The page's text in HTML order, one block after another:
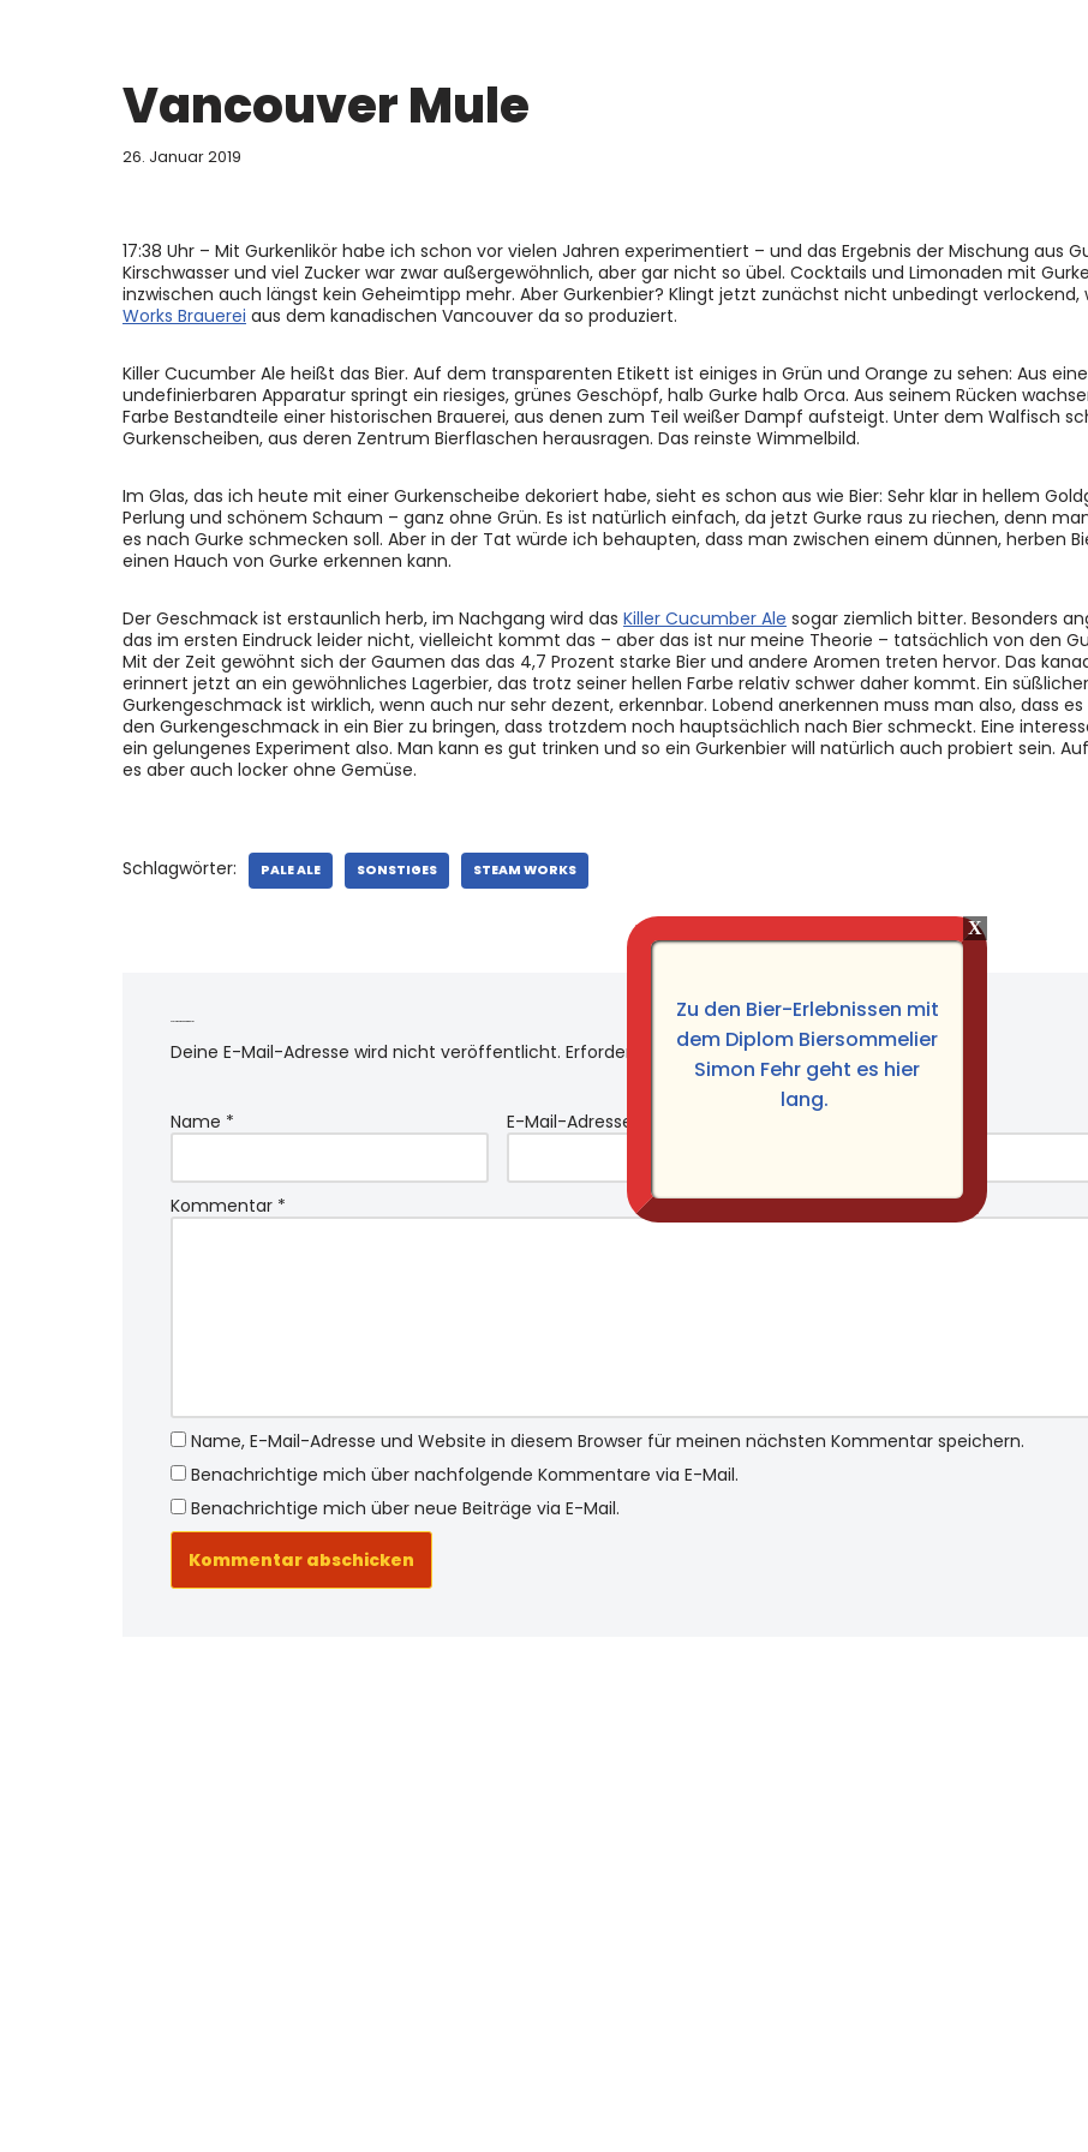
Vancouver Mule
26. Januar 2019
17:38 Uhr – Mit Gurkenlikör habe ich schon vor vielen Jahren experimentiert – und das Ergebnis der Mischung aus
Kirschwasser und viel Zucker war zwar außergewöhnlich, aber gar nicht so übel. Cocktails und Limonaden mit
inzwischen auch längst kein Geheimtipp mehr. Aber Gurkenbier? Klingt jetzt zunächst nicht unbedingt verlockend,
Works Brauerei aus dem kanadischen Vancouver da so produziert.
Killer Cucumber Ale heißt das Bier. Auf dem transparenten Etikett ist einiges in Grün und Orange zu sehen: Aus
undefinierbaren Apparatur springt ein riesiges, grünes Geschöpf, halb Gurke halb Orca. Aus seinem Rücken
Farbe Bestandteile einer historischen Brauerei, aus denen zum Teil weißer Dampf aufsteigt. Unter dem Walfisch
Gurkenscheiben, aus deren Zentrum Bierflaschen herausragen. Das reinste Wimmelbild.
Im Glas, das ich heute mit einer Gurkenscheibe dekoriert habe, sieht es schon aus wie Bier: Sehr klar in hellem
Perlung und schönem Schaum – ganz ohne Grün. Es ist natürlich einfach, da jetzt Gurke raus zu riechen, denn
es nach Gurke schmecken soll. Aber in der Tat würde ich behaupten, dass man zwischen einem dünnen, herben
einen Hauch von Gurke erkennen kann.
Der Geschmack ist erstaunlich herb, im Nachgang wird das Killer Cucumber Ale sogar ziemlich bitter. Besonders
das im ersten Eindruck leider nicht, vielleicht kommt das – aber das ist nur meine Theorie – tatsächlich von den
Mit der Zeit gewöhnt sich der Gaumen das das 4,7 Prozent starke Bier und andere Aromen treten hervor. Das
erinnert jetzt an ein gewöhnliches Lagerbier, das trotz seiner hellen Farbe relativ schwer daher kommt. Ein süßlicher
Gurkengeschmack ist wirklich, wenn auch nur sehr dezent, erkennbar. Lobend anerkennen muss man also, dass
den Gurkengeschmack in ein Bier zu bringen, dass trotzdem noch hauptsächlich nach Bier schmeckt. Eine
ein gelungenes Experiment also. Man kann es gut trinken und so ein Gurkenbier will natürlich auch probiert sein.
es aber auch locker ohne Gemüse.
Schlagwörter: PALE ALE SONSTIGES STEAM WORKS
Deine E-Mail-Adresse wird nicht veröffentlicht. Erforderliche Felder sind mit*markiert
Name * E-Mail-Adresse
Kommentar *
Name, E-Mail-Adresse und Website in diesem Browser für meinen nächsten Kommentar speichern.
Benachrichtige mich über nachfolgende Kommentare via E-Mail.
Benachrichtige mich über neue Beiträge via E-Mail.
Zu den Bier-Erlebnissen mit
dem Diplom Biersommelier
Simon Fehr geht es hier
lang.